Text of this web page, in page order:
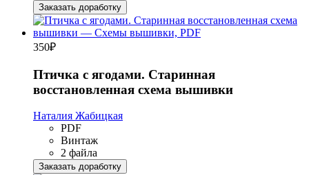
Заказать доработку
350₽
Птичка с ягодами. Старинная
восстановленная схема вышивки
Наталия Жабицкая
PDF
Винтаж
2 файла
Заказать доработку